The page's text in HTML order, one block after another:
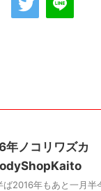
年ノコリワズ
ば2016年もあと一月